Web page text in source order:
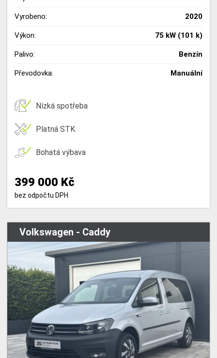
Vyrobeno: 2020
Výkon: 75 kW (101 k)
Palivo: Benzín
Převodovka: Manuální
Nízká spotřeba
Platná STK
Bohatá výbava
399 000 Kč
bez odpočtu DPH
Volkswagen - Caddy